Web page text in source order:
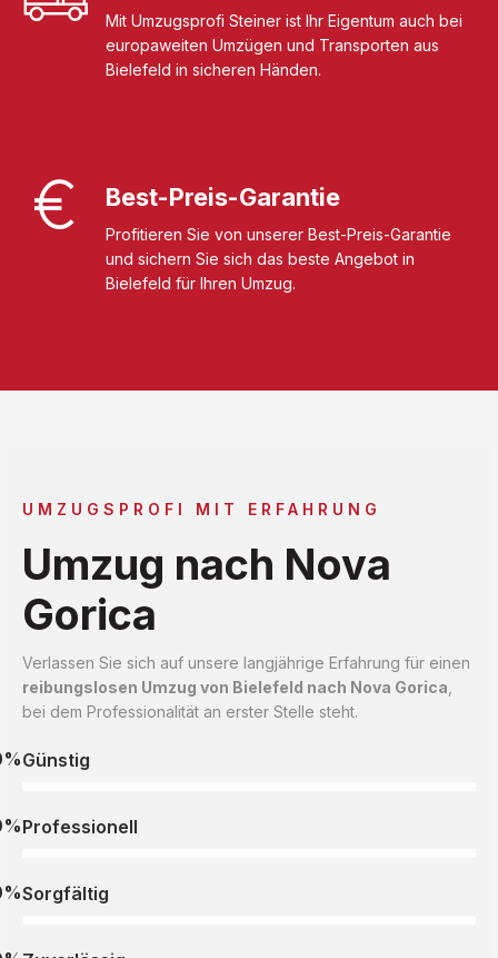
Mit Umzugsprofi Steiner ist Ihr Eigentum auch bei
europaweiten Umzügen und Transporten aus
Bielefeld in sicheren Händen.
Best-Preis-Garantie
Profitieren Sie von unserer Best-Preis-Garantie
und sichern Sie sich das beste Angebot in
Bielefeld für Ihren Umzug.
UMZUGSPROFI MIT ERFAHRUNG
Umzug nach Nova
Gorica
Verlassen Sie sich auf unsere langjährige Erfahrung für einen
reibungslosen Umzug von Bielefeld nach Nova Gorica
bei dem Professionalität an erster Stelle steht.
Günstig
Professionell
Sorgfältig